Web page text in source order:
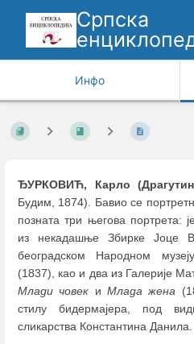
Српска
Инфо
ЂУРКОВИЋ, Карло
Будим, 1874). Бавио се
позната три његова портрета:
из некадашње Збирке Јоце
београдском Народном
(1837), кao и два из Галерије
Млади човек и Млада жена
стилу бидермајера, под
сликарства Константина Данила.